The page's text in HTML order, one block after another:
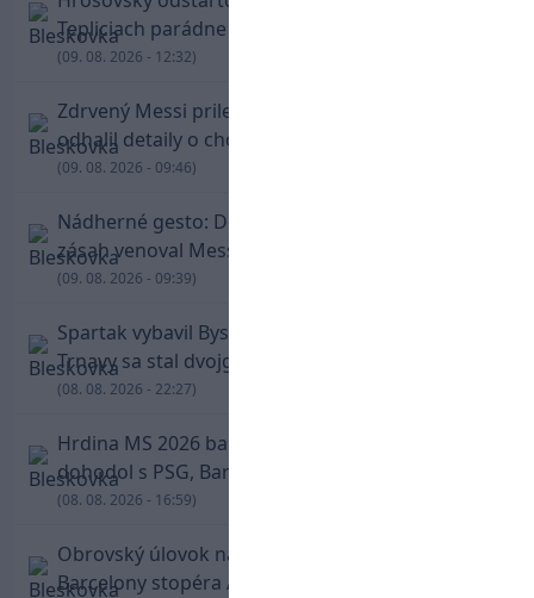
Tepliciach parádne skóroval už v prvej minúte
(09. 08. 2026 - 12:32)
Zdrvený Messi priletel do Argentíny, denník
odhalil detaily o chorobe jeho otca
(09. 08. 2026 - 09:46)
Nádherné gesto: De Paul po góle odhalil dres,
zásah venoval Messimu po strate otca
(09. 08. 2026 - 09:39)
Spartak vybavil Bystricu za pár minút: Hrdinom
Trnavy sa stal dvojgólový Polťák
(08. 08. 2026 - 22:27)
Hrdina MS 2026 balí kufre! Ferran Torres sa
dohodol s PSG, Barcelona mu brániť nebude
(08. 08. 2026 - 16:59)
Obrovský úlovok na Anfielde: Liverpool získal z
Barcelony stopéra Arauja